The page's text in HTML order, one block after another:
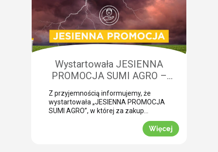
niedobory składników pokarmowych,
co opóźnia wykonanie właściwego
zabiegu. Nasza ekspertka Monika
Krzywak przeprowadziła lustrację w
powiecie gryfickim […]
Wystartowała JESIENNA
PROMOCJA SUMI AGRO –
zyskaj natychmiastowe rabaty!
Z przyjemnością informujemy, że
wystartowała „JESIENNA PROMOCJA
SUMI AGRO”, w której za zakup
uzyskać atrakcyjny rabat! Promocja
trwa od 1 lipca do 30 września 2026
Więcej